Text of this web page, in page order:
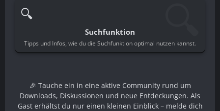
🔍
Suchfunktion
Tipps und Infos, wie du die Suchfunktion optimal nutzen kannst.
🎉 Tauche ein in eine aktive Community rund um
Downloads, Diskussionen und neue Entdeckungen. Als
Gast erhältst du nur einen kleinen Einblick – melde dich